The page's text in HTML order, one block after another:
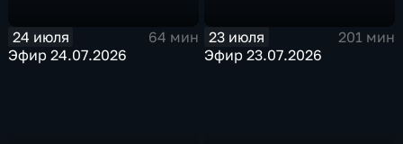
24 июля
64 мин
Эфир 24.07.2026
23 июля
201 мин
Эфир 23.07.2026